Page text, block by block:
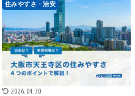
住みやすさ・治安
2026.04.30